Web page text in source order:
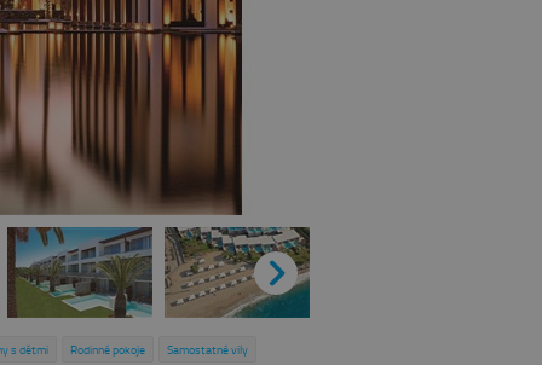
s dětmi Rodinné pokoje
Samostatné vily